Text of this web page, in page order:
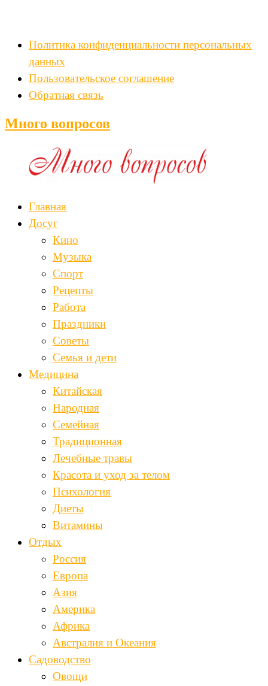
Политика конфиденциальности персональных
данных
Пользовательское соглашение
Обратная связь
Много вопросов
Главная
Досуг
Кино
Музыка
Спорт
Рецепты
Работа
Праздники
Советы
Семья и дети
Медицина
Китайская
Народная
Семейная
Традиционная
Лечебные травы
Красота и уход за телом
Психология
Диеты
Витамины
Отдых
Россия
Европа
Азия
Америка
Африка
Австралия и Океания
Садоводство
Овощи